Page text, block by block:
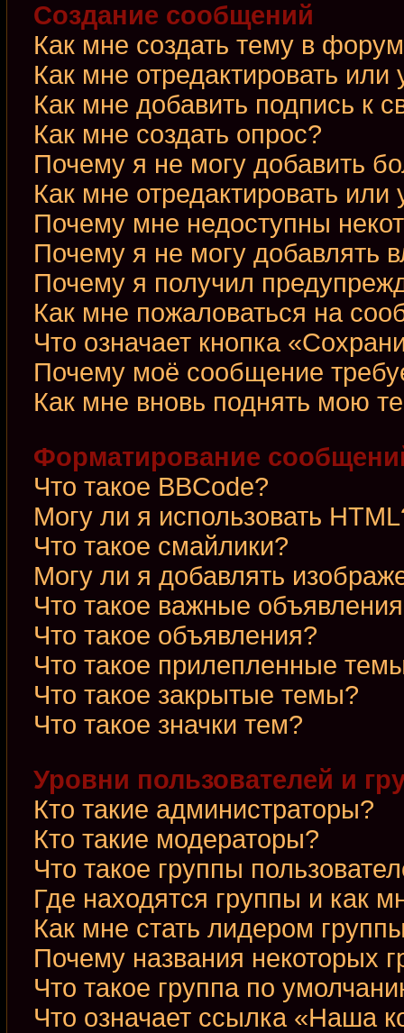
Создание сообщений
Как мне создать тему в
Как мне отредактировать
Как мне добавить подпись к
Как мне создать опрос?
Почему я не могу добавить
Как мне отредактировать или
Почему мне недоступны
Почему я не могу добавлять
Почему я получил
Как мне пожаловаться на
Что означает кнопка
Почему моё сообщение
Как мне вновь поднять мою
Форматирование
Что такое BBCode?
Могу ли я использовать
Что такое смайлики?
Могу ли я добавлять
Что такое важные
Что такое объявления?
Что такое прилепленные
Что такое закрытые темы?
Что такое значки тем?
Уровни пользователей и
Кто такие администраторы?
Кто такие модераторы?
Что такое группы
Где находятся группы и как
Как мне стать лидером
Почему названия некоторых
Что такое группа по
Что означает ссылка «Наша